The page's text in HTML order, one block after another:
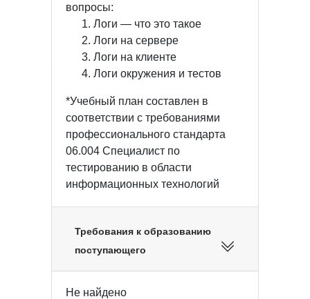
вопросы:
Логи — что это такое
Логи на сервере
Логи на клиенте
Логи окружения и тестов
*Учебный план составлен в
соответствии с требованиями
профессионального стандарта
06.004 Специалист по
тестированию в области
информационных технологий
Требования к образованию
поступающего
Не найдено